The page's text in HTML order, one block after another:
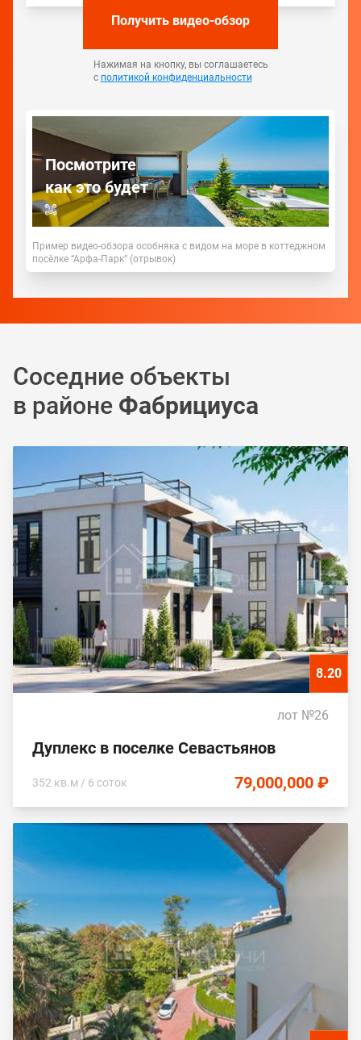
Получить видео-обзор
Нажимая на кнопку, вы соглашаетесь
с политикой конфиденциальности
Посмотрите
как это будет
Пример видео-обзора особняка с видом на море в коттеджном
посёлке “Арфа-Парк” (отрывок)
Соседние объекты
в районе Фабрициуса
8.20
лот №26
Дуплекс в поселке Севастьянов
352 кв.м / 6 соток 79,000,000 ₽